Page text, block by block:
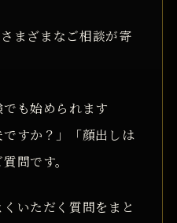
まざまなご相談が寄
も始められます
すか？」「顔出しは
問です。
いただく質問をまと